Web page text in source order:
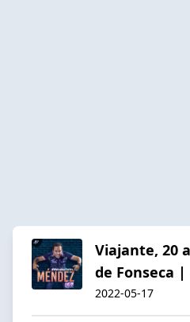
Viajante, 20
de Fonseca
2022-05-17